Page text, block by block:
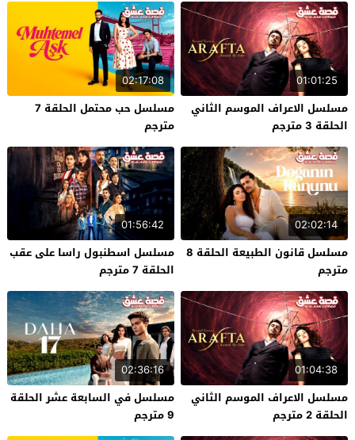
01:01:25
مسلسل الاعراف الموسم الثاني
الحلقة 3 مترجم
02:17:08
مسلسل حب محتمل الحلقة 7
مترجم
02:02:14
مسلسل قانون الطبيعة الحلقة 8
مترجم
01:56:42
مسلسل اسطنبول راسا على عقب
الحلقة 7 مترجم
01:04:38
مسلسل الاعراف الموسم الثاني
الحلقة 2 مترجم
02:36:16
مسلسل في السابعة عشر الحلقة
9 مترجم